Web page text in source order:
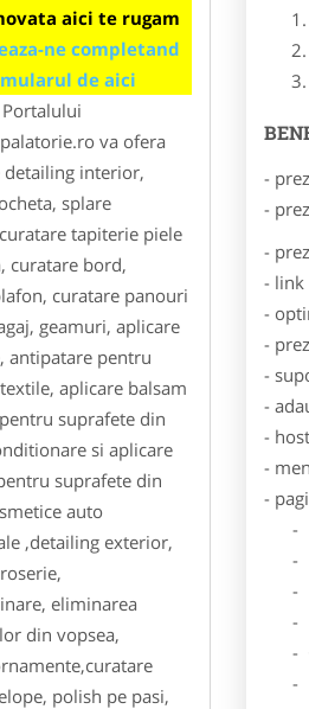
aici te rugam
ne completand
de aici
va ofera
detailing interior,
splare
tapiterie piele
curatare bord,
curatare panouri
geamuri, aplicare
antipatare pentru
aplicare balsam
suprafete din
si aplicare
suprafete din
auto
,detailing exterior,
eliminarea
din vopsea,
polish pe pasi,
-
-
-
- link
-
-
-
-
-
-
-
-
-
-
-
-
-